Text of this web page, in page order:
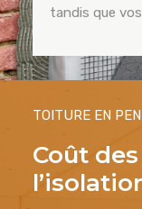
tandis que
TOITURE EN
Coût